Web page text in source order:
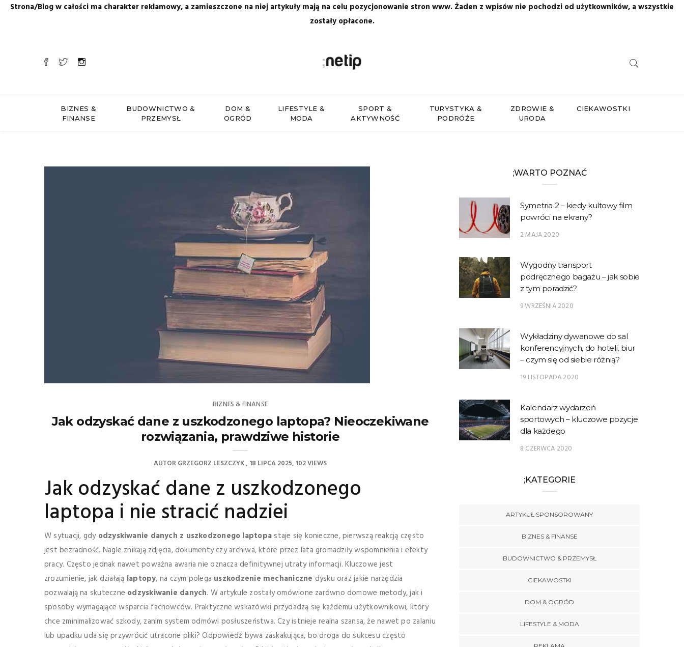
Strona/Blog w całości ma charakter reklamowy, a zamieszczone na niej artykuły mają na celu pozycjonowanie stron www. Żaden z wpisów nie pochodzi od użytkowników, a wszystkie
zostały opłacone.
BIZNES &
FINANSE
BUDOWNICTWO &
PRZEMYSŁ
DOM &
OGRÓD
LIFESTYLE &
MODA
SPORT &
AKTYWNOŚĆ
TURYSTYKA &
PODRÓŻE
ZDROWIE &
URODA
CIEKAWOSTKI
BIZNES & FINANSE
Jak odzyskać dane z uszkodzonego laptopa? Nieoczekiwane
rozwiązania, prawdziwe historie
AUTORGRZEGORZ LESZCZYK 18 LIPCA 2025 102 VIEWS
Jak odzyskać dane z uszkodzonego
laptopa i nie stracić nadziei
W sytuacji, gdy odzyskiwanie danych z uszkodzonego laptopa staje się konieczne, pierwszą reakcją często
jest bezradność. Nagle znikają zdjęcia, dokumenty czy archiwa, które przez lata gromadziły wspomnienia i efekty
pracy. Często jednak nawet poważna awaria nie oznacza definitywnej utraty informacji. Kluczowe jest
zrozumienie, jak działają laptopy, na czym polega uszkodzenie mechaniczne dysku oraz jakie narzędzia
pozwalają na skuteczne odzyskiwanie danych. W artykule zostały omówione zarówno domowe metody, jak i
sposoby wymagające wsparcia fachowców. Praktyczne wskazówki przydadzą się każdemu użytkownikowi, który
chce zminimalizować szkody, zanim system odmówi posłuszeństwa. Czy istnieje realna szansa, że nawet po zalaniu
lub upadku uda się przywrócić utracone pliki? Odpowiedź bywa zaskakująca, bo droga do sukcesu często
;WARTO POZNAĆ
Symetria 2 – kiedy kultowy film
powróci na ekrany?
2 MAJA 2020
Wygodny transport
podręcznego bagażu – jak sobie
z tym poradzić?
9 WRZEŚNIA 2020
Wykładziny dywanowe do sal
konferencyjnych, do hoteli, biur
– czym się od siebie różnią?
19 LISTOPADA 2020
Kalendarz wydarzeń
sportowych – kluczowe pozycje
dla każdego
8 CZERWCA 2020
;KATEGORIE
ARTYKUŁ SPONSOROWANY
BIZNES & FINANSE
BUDOWNICTWO & PRZEMYSŁ
CIEKAWOSTKI
DOM & OGRÓD
LIFESTYLE & MODA